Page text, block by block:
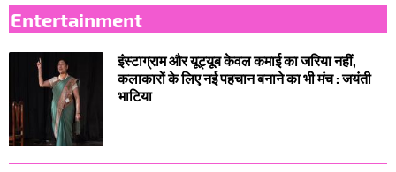
Entertainment
इंस्टाग्राम और यूट्यूब केवल कमाई का जरिया नहीं,
कलाकारों के लिए नई पहचान बनाने का भी मंच : जयंती
भाटिया